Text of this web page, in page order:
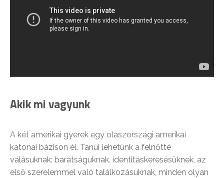
Akik mi vagyunk
A két amerikai gyerek egy olaszországi amerikai
katonai bázison él. Tanúi lehetünk a felnőtté
válásuknak: barátságuknak, identitáskeresésüknek, az
első szerelemmel való találkozásuknak, minden olyan